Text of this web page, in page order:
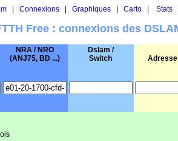
| Connexions| Graphiques| Carto| Stats
Free : connexions des
NRA / NRO
(ANJ75, BD ...)
Dslam /
Switch
Adresse